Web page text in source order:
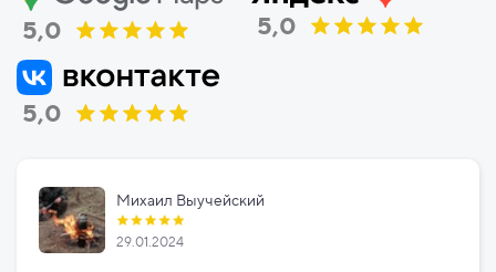
5,0 5,0
5,0
Михаил Выучейский
29.01.2024